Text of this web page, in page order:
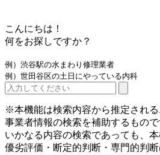
こんにちは！
何をお探しですか？
例）渋谷駅の水まわり修理業者
例）世田谷区の土日にやっている内科
※本機能は検索内容から推定される
事業者情報の検索を補助するもので
いかなる内容の検索であっても、
優劣評価・断定的判断・専門的判断